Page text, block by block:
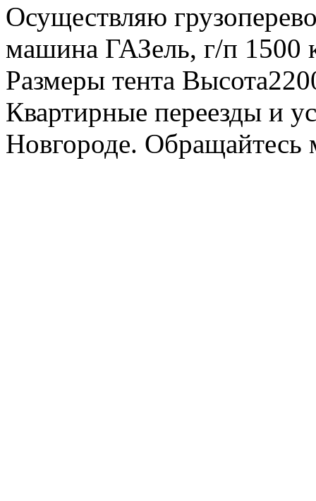
Осуществляю
машина ГАЗель, г/п 1500
Размеры тента
Квартирные переезды и
Новгороде.